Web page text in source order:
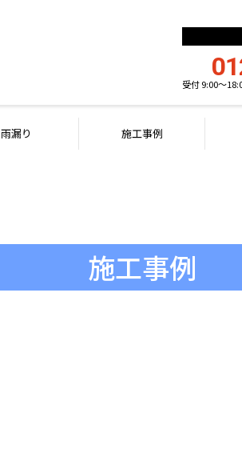
受付 9:00〜
雨漏り 施工事例
施工事例